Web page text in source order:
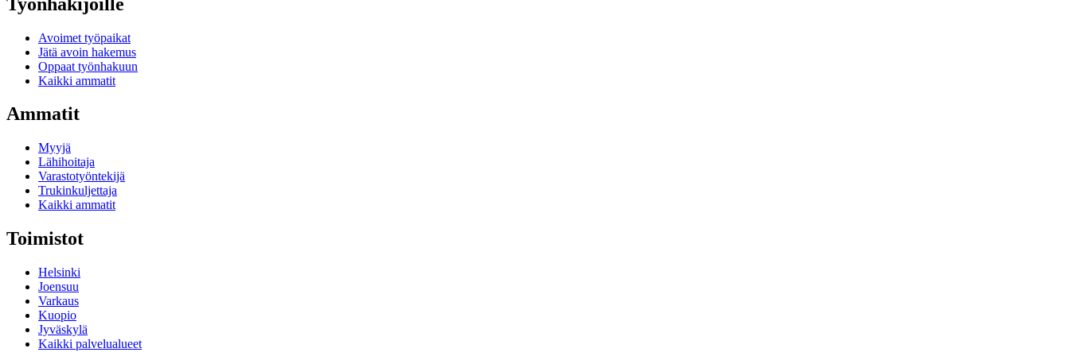
Avoimet työpaikat
Jätä avoin hakemus
Oppaat työnhakuun
Kaikki ammatit
Ammatit
Myyjä
Lähihoitaja
Varastotyöntekijä
Trukinkuljettaja
Kaikki ammatit
Toimistot
Helsinki
Joensuu
Varkaus
Kuopio
Jyväskylä
Kaikki palvelualueet